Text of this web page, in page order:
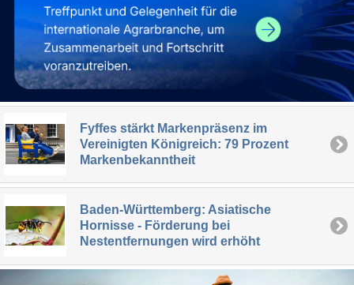
Fyffes stärkt Markenpräsenz im
Vereinigten Königreich: 79 Prozent
Markenbekanntheit
Baden-Württemberg: Asiatische
Hornisse - Förderung bei
Nestentfernungen wird erhöht